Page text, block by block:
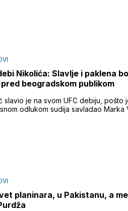
Nikolića: Slavlje i paklena
beogradskom publikom
slavio je na svom UFC debiju, pošto
odlukom sudija savladao Marka
planinara, u Pakistanu, a